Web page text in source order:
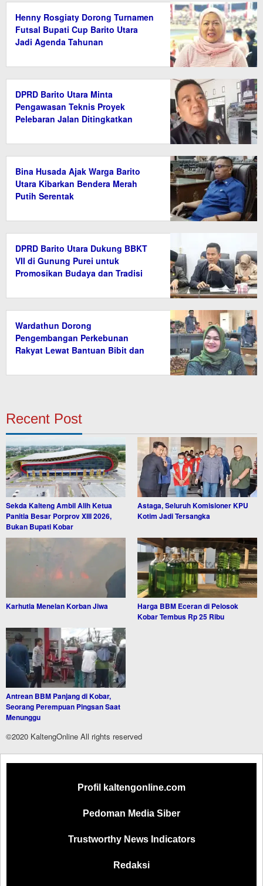
Henny Rosgiaty Dorong Turnamen
Futsal Bupati Cup Barito Utara
Jadi Agenda Tahunan
DPRD Barito Utara Minta
Pengawasan Teknis Proyek
Pelebaran Jalan Ditingkatkan
Bina Husada Ajak Warga Barito
Utara Kibarkan Bendera Merah
Putih Serentak
DPRD Barito Utara Dukung BBKT
VII di Gunung Purei untuk
Promosikan Budaya dan Tradisi
Wardathun Dorong
Pengembangan Perkebunan
Rakyat Lewat Bantuan Bibit dan
Recent Post
Sekda Kalteng Ambil Alih Ketua
Panitia Besar Porprov XIII 2026,
Bukan Bupati Kobar
Astaga, Seluruh Komisioner KPU
Kotim Jadi Tersangka
Karhutla Menelan Korban Jiwa
Harga BBM Eceran di Pelosok
Kobar Tembus Rp 25 Ribu
Antrean BBM Panjang di Kobar,
Seorang Perempuan Pingsan Saat
Menunggu
©2020 KaltengOnline All rights reserved
Profil kaltengonline.com
Pedoman Media Siber
Trustworthy News Indicators
Redaksi